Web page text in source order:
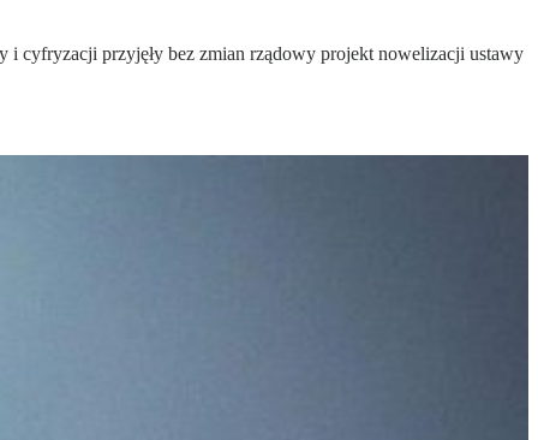
i cyfryzacji przyjęły bez zmian rządowy projekt nowelizacji ustawy